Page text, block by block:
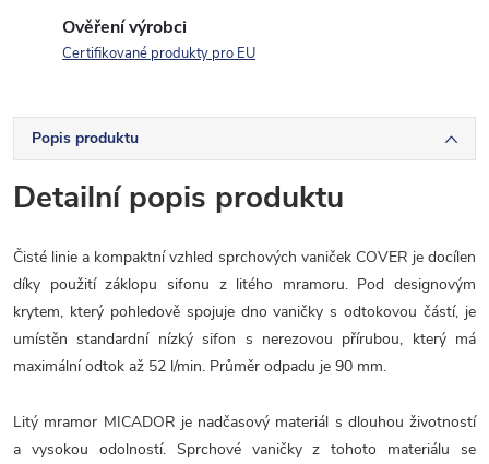
Ověření výrobci
Certifikované produkty pro EU
Popis produktu
Detailní popis produktu
Čisté linie a kompaktní vzhled sprchových vaniček COVER je docílen
díky použití záklopu sifonu z litého mramoru. Pod designovým
krytem, který pohledově spojuje dno vaničky s odtokovou částí, je
umístěn standardní nízký sifon s nerezovou přírubou, který má
maximální odtok až 52 l/min. Průměr odpadu je 90 mm.
Litý mramor MICADOR je nadčasový materiál s dlouhou životností
a vysokou odolností. Sprchové vaničky z tohoto materiálu se